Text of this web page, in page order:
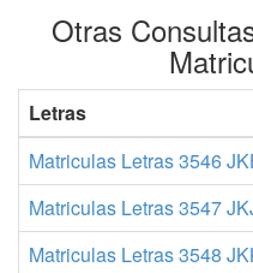
Otras
Letras
Matriculas Letras 3546
Matriculas Letras 3547
Matriculas Letras 3548